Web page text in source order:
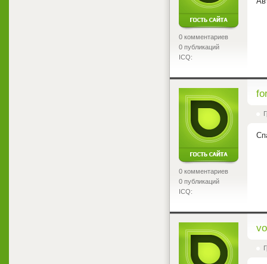
0 комментариев
0 публикаций
ICQ:
0 комментариев
0 публикаций
ICQ: